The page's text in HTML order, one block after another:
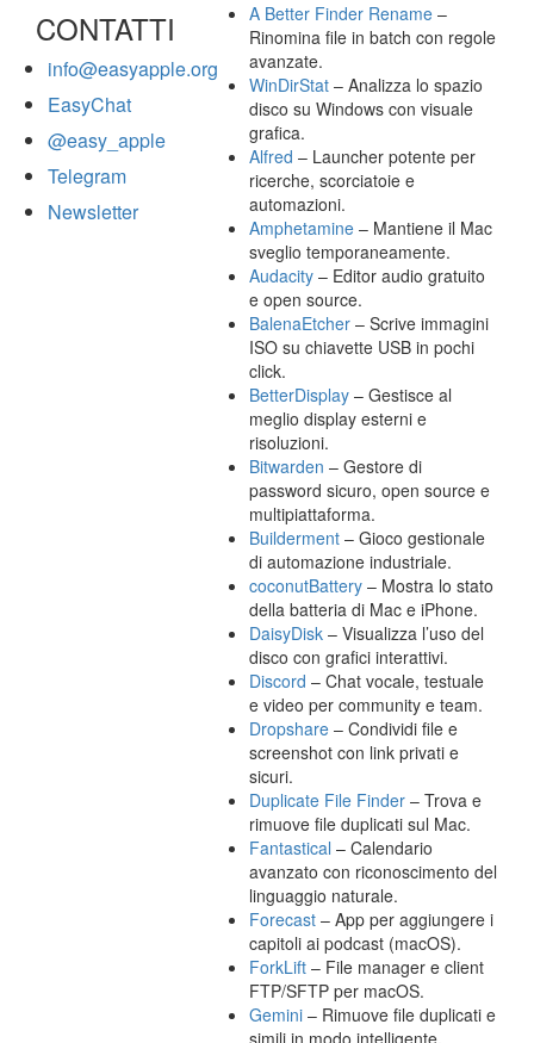
CONTATTI
info@easyapple.org
EasyChat
@easy_apple
Telegram
Newsletter
A Better Finder Rename –
Rinomina file in batch con regole
avanzate.
WinDirStat – Analizza lo spazio
disco su Windows con visuale
grafica.
Alfred – Launcher potente per
ricerche, scorciatoie e
automazioni.
Amphetamine – Mantiene il Mac
sveglio temporaneamente.
Audacity – Editor audio gratuito
e open source.
BalenaEtcher – Scrive immagini
ISO su chiavette USB in pochi
click.
BetterDisplay – Gestisce al
meglio display esterni e
risoluzioni.
Bitwarden – Gestore di
password sicuro, open source e
multipiattaforma.
Builderment – Gioco gestionale
di automazione industriale.
coconutBattery – Mostra lo stato
della batteria di Mac e iPhone.
DaisyDisk – Visualizza l’uso del
disco con grafici interattivi.
Discord – Chat vocale, testuale
e video per community e team.
Dropshare – Condividi file e
screenshot con link privati e
sicuri.
Duplicate File Finder – Trova e
rimuove file duplicati sul Mac.
Fantastical – Calendario
avanzato con riconoscimento del
linguaggio naturale.
Forecast – App per aggiungere i
capitoli ai podcast (macOS).
ForkLift – File manager e client
FTP/SFTP per macOS.
Gemini – Rimuove file duplicati e
simili in modo intelligente.